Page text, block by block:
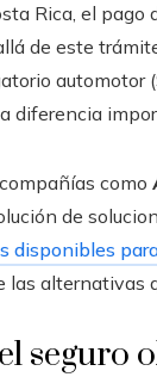
Rica, el
de este
automotor
diferencia
como
de
disponibles
alternativas
seguro